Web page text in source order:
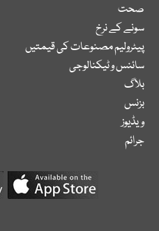
صحت
سونے کے نرخ
پیٹرولیم مصنوعات کی قیمتیں
سائنس و ٹیکنالوجی
بلاگ
بزنس
ویڈیوز
جرائم